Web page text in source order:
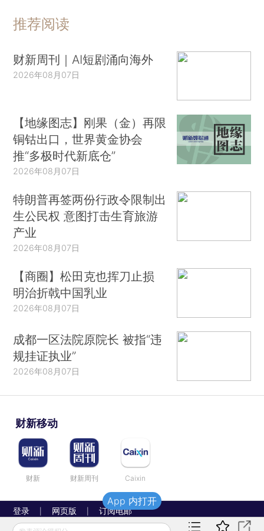
推荐阅读
财新周刊｜AI短剧涌向海外
2026年08月07日
【地缘图志】刚果（金）再限
铜钴出口，世界黄金协会
推“多极时代新底仓”
2026年08月07日
特朗普再签两份行政令限制出
生公民权 意图打击生育旅游
产业
2026年08月07日
【商圈】松田克也挥刀止损
明治折戟中国乳业
2026年08月07日
成都一区法院原院长 被指“违
规挂证执业”
2026年08月07日
财新移动
财新 财新周刊 Caixin
登录 网页版 订阅电邮
Copyright 财新网 All Rights Reserved
App 内打开